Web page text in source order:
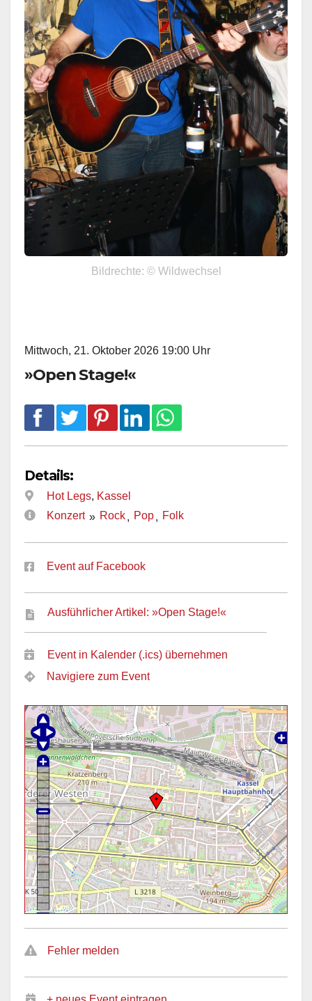
Bildrechte: © Wildwechsel
Mittwoch, 21. Oktober 2026 19:00 Uhr
»Open Stage!«
Details:
Hot Legs, Kassel
Konzert » Rock, Pop, Folk
Event auf Facebook
Ausführlicher Artikel: »Open Stage!«
Event in Kalender (.ics) übernehmen
Navigiere zum Event
Fehler melden